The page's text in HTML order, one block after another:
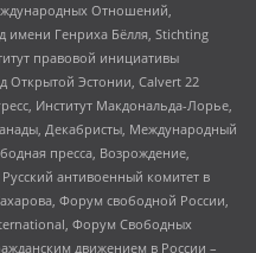
Отношений,
Генриха Бёлля, Stichting
правовой инициативы
Эстонии, Calvert 22
Институт Макдональда-Лорье,
Декабристы, Международный
пресса, Возрождение,
антивоенный комитет в
Форум свободной России,
Форум Свободных
движением в России –